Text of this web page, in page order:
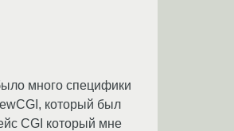
много специфики
который был
CGI который мне